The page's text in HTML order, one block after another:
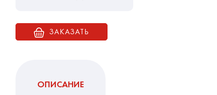
ЗАКАЗАТЬ
ОПИСАНИЕ